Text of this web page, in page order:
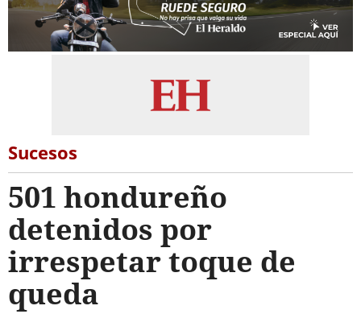
Sucesos
501 hondureño
detenidos por
irrespetar toque de
queda